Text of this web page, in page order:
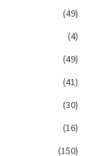
(49)
(4)
(49)
(41)
(30)
(16)
(150)